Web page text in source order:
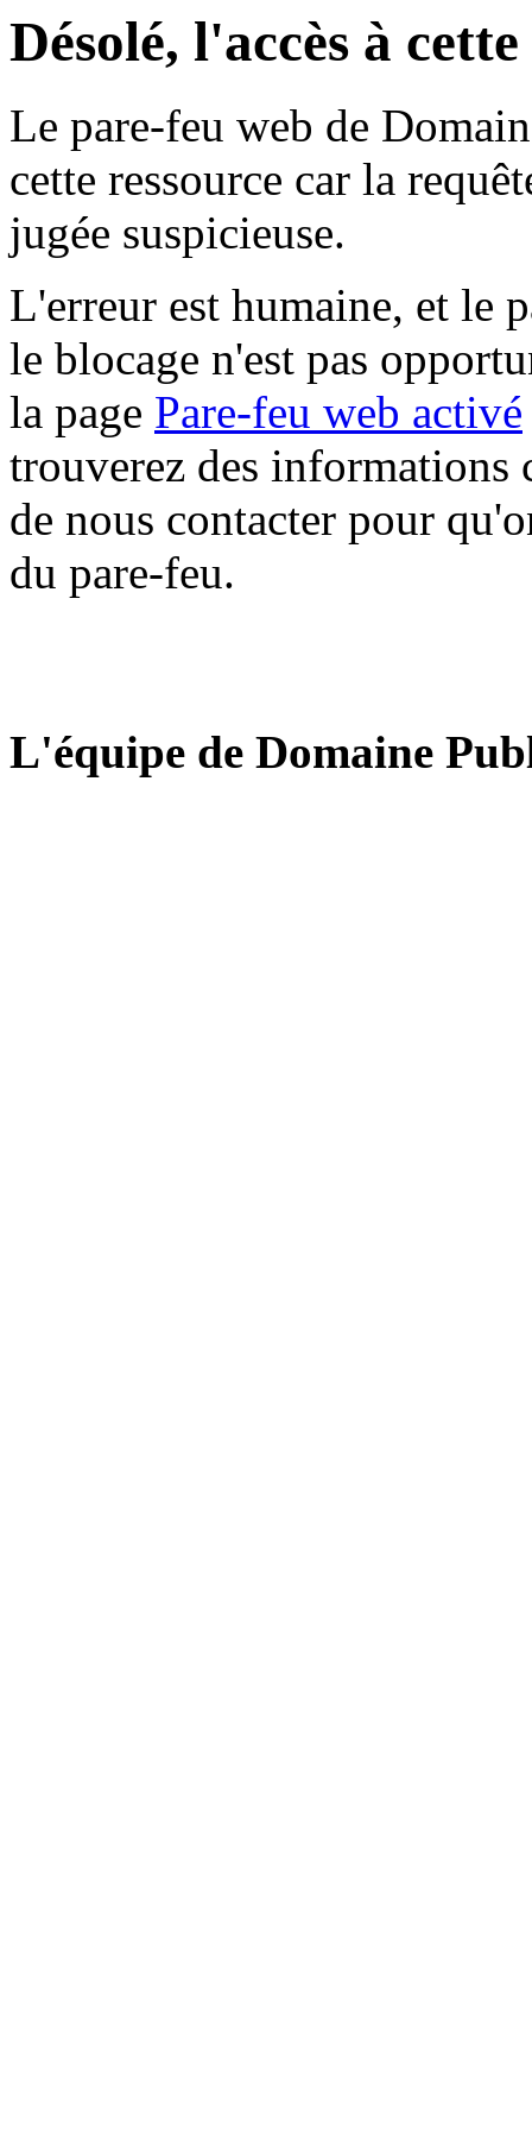
Désolé, l'accès à
Le pare-feu web de
cette ressource car la
jugée suspicieuse.
L'erreur est humaine, et le
le blocage n'est pas
la page Pare-feu web activé
trouverez des informations
de nous contacter pour
du pare-feu.
L'équipe de Domaine